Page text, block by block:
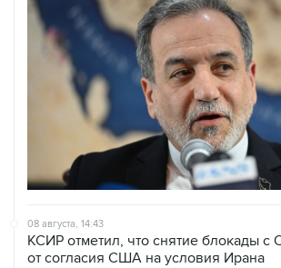
08 августа, 14:43
КСИР отметил, что снятие блокады с
от согласия США на условия Ирана